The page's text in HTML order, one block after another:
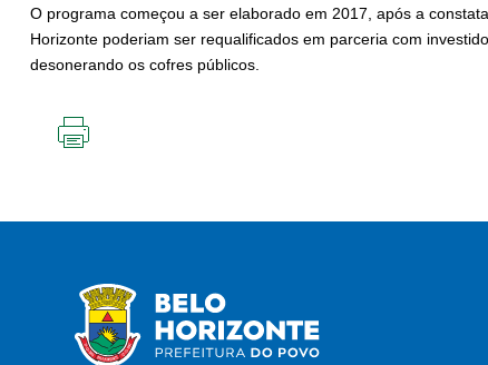
O programa começou a ser elaborado em 2017, após a
Horizonte poderiam ser requalificados em parceria com
desonerando os cofres públicos.